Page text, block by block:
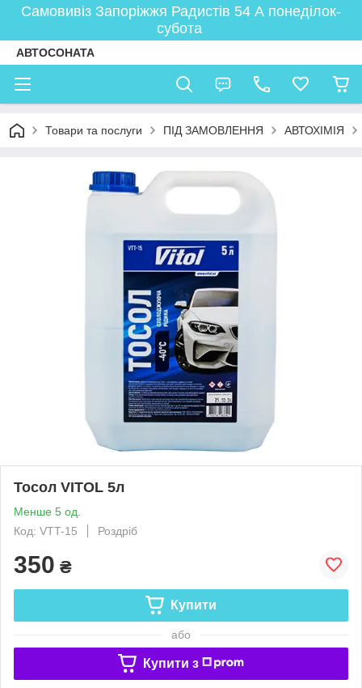
Самовивіз Запоріжжя Радистів 54 А понеділок-
субота
АВТОСОНАТА
Товари та послуги ПІД ЗАМОВЛЕННЯ АВТОХІМІЯ
Тосол VITOL 5л
Менше 5 од.
Код: VTT-15
Роздріб
350 ₴
Купити
або
Купити з